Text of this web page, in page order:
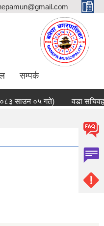
सम्पर्क
साउन ०५ गते) वडा